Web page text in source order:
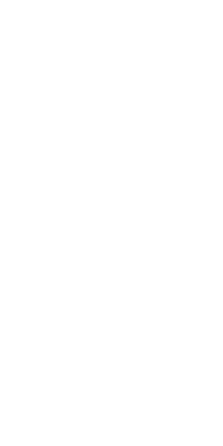
her
Vefat Etti - 8
ilk 30 günde ihtiyaç
için yeni ihale